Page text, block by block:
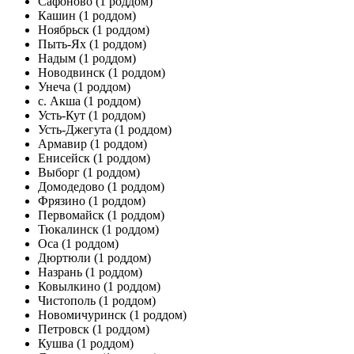
Кашин (1 роддом)
Ноябрьск (1 роддом)
Пыть-Ях (1 роддом)
Надым (1 роддом)
Новодвинск (1 роддом)
Унеча (1 роддом)
с. Акша (1 роддом)
Усть-Кут (1 роддом)
Усть-Джегута (1 роддом)
Армавир (1 роддом)
Енисейск (1 роддом)
Выборг (1 роддом)
Домодедово (1 роддом)
Фрязино (1 роддом)
Первомайск (1 роддом)
Тюкалинск (1 роддом)
Оса (1 роддом)
Дюртюли (1 роддом)
Назрань (1 роддом)
Ковылкино (1 роддом)
Чистополь (1 роддом)
Новомичуринск (1 роддом)
Петровск (1 роддом)
Кушва (1 роддом)